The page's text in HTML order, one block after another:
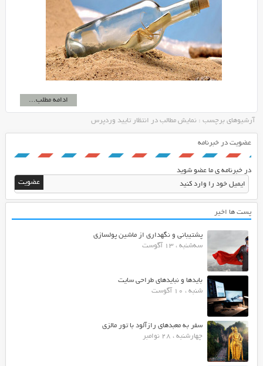
ادامه مطلب...
آرشیوهای برچسب : نمایش مطالب در انتظار تایید وردپرس
عضویت در خبرنامه
در خبرنامه ی ما عضو شوید
پست ها اخیر
پشتیبانی و نگهداری از ماشین پولسازی
سه‌شنبه ، 13 آگوست
بایدها و نبایدهای طراحی سایت
شنبه ، 10 آگوست
سفر به معبدهای رازآلود با تور مالزی
چهارشنبه ، 28 نوامبر